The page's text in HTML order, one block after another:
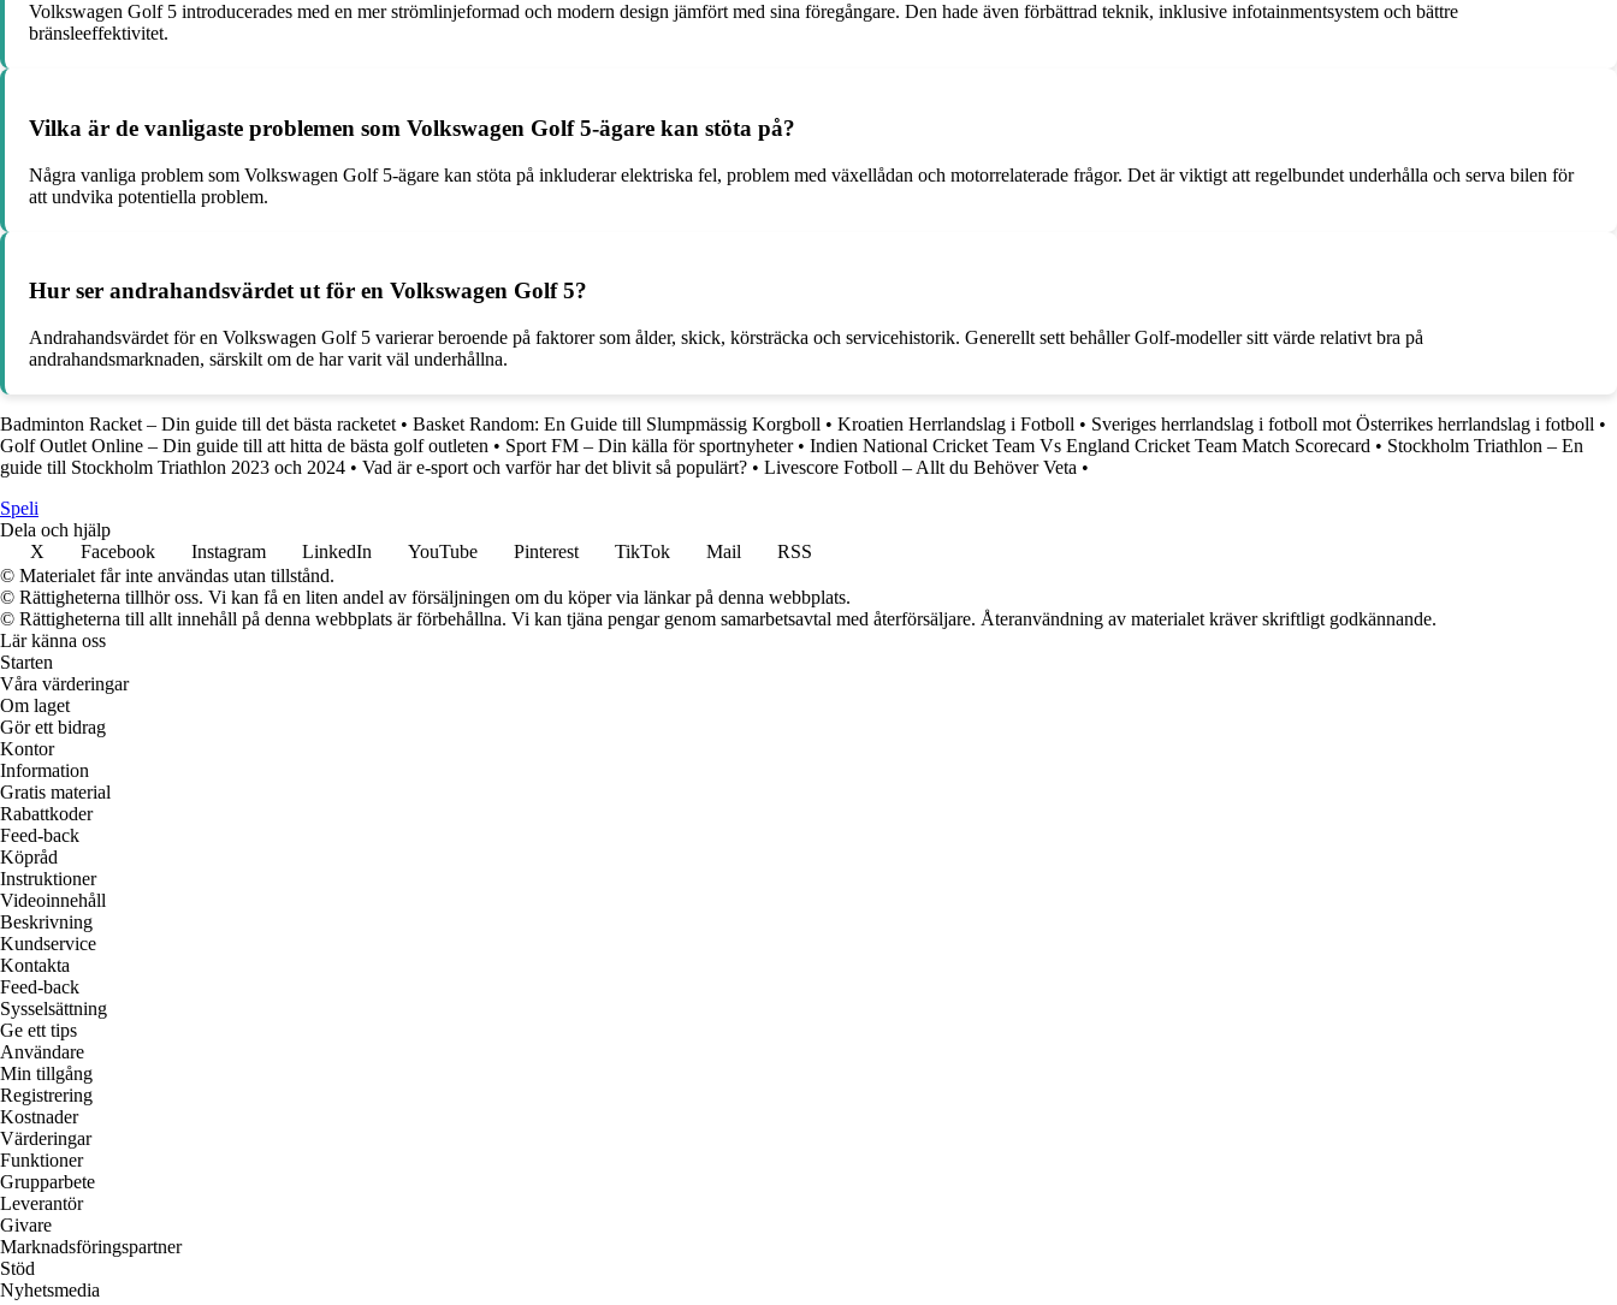
Volkswagen Golf 5 introducerades med en mer strömlinjeformad och modern design jämfört med sina föregångare. Den hade även förbättrad teknik, inklusive infotainmentsystem och bättre
bränsleeffektivitet.
Vilka är de vanligaste problemen som Volkswagen Golf 5-ägare kan stöta på?
Några vanliga problem som Volkswagen Golf 5-ägare kan stöta på inkluderar elektriska fel, problem med växellådan och motorrelaterade frågor. Det är viktigt att regelbundet underhålla och serva bilen för
att undvika potentiella problem.
Hur ser andrahandsvärdet ut för en Volkswagen Golf 5?
Andrahandsvärdet för en Volkswagen Golf 5 varierar beroende på faktorer som ålder, skick, körsträcka och servicehistorik. Generellt sett behåller Golf-modeller sitt värde relativt bra på
andrahandsmarknaden, särskilt om de har varit väl underhållna.
Badminton Racket – Din guide till det bästa racketet • Basket Random: En Guide till Slumpmässig Korgboll • Kroatien Herrlandslag i Fotboll • Sveriges herrlandslag i fotboll mot Österrikes herrlandslag i fotboll •
Golf Outlet Online – Din guide till att hitta de bästa golf outleten • Sport FM – Din källa för sportnyheter• Indien National Cricket Team Vs England Cricket Team Match Scorecard • Stockholm Triathlon – En
guide till Stockholm Triathlon 2023 och 2024 • Vad är e-sport och varför har det blivit så populärt? • Livescore Fotboll – Allt du Behöver Veta •
Speli
Dela och hjälp
X
Facebook Instagram LinkedIn YouTube Pinterest TikTok Mail
RSS
© Materialet får inte användas utan tillstånd.
© Rättigheterna tillhör oss. Vi kan få en liten andel av försäljningen om du köper via länkar på denna webbplats.
© Rättigheterna till allt innehåll på denna webbplats är förbehållna. Vi kan tjäna pengar genom samarbetsavtal med återförsäljare. Återanvändning av materialet kräver skriftligt godkännande.
Lär känna oss
Starten
Våra värderingar
Om laget
Gör ett bidrag
Kontor
Information
Gratis material
Rabattkoder
Feed-back
Köpråd
Instruktioner
Videoinnehåll
Beskrivning
Kundservice
Kontakta
Feed-back
Sysselsättning
Ge ett tips
Användare
Min tillgång
Registrering
Kostnader
Värderingar
Funktioner
Grupparbete
Leverantör
Givare
Marknadsföringspartner
Stöd
Nyhetsmedia